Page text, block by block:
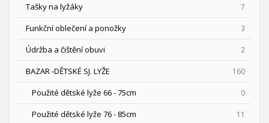
Tašky na lyžáky 7
Funkční oblečení a ponožky 3
Údržba a čištění obuvi 2
BAZAR -DĚTSKÉ SJ. LYŽE 160
Použité dětské lyže 66 - 75cm 0
Použité dětské lyže 76 - 85cm 11